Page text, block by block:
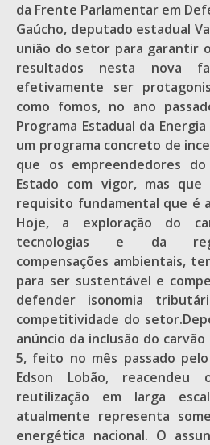
da Frente Parlamentar em
Gaúcho, deputado estadual
união do setor para garantir
resultados nesta nova
efetivamente ser
como fomos, no ano
Programa Estadual da
um programa concreto de
que os empreendedores
Estado com vigor, mas
requisito fundamental que é
Hoje, a exploração do
tecnologias e da
compensações ambientais,
para ser sustentável e
defender isonomia
competitividade do
anúncio da inclusão do
5, feito no mês passado
Edson Lobão,
reutilização em larga
atualmente representa
energética nacional. O